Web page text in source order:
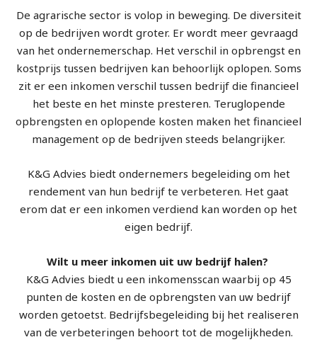
De agrarische sector is volop in beweging. De diversiteit
op de bedrijven wordt groter. Er wordt meer gevraagd
van het ondernemerschap. Het verschil in opbrengst en
kostprijs tussen bedrijven kan behoorlijk oplopen. Soms
zit er een inkomen verschil tussen bedrijf die financieel
het beste en het minste presteren. Teruglopende
opbrengsten en oplopende kosten maken het financieel
management op de bedrijven steeds belangrijker.
K&G Advies biedt ondernemers begeleiding om het
rendement van hun bedrijf te verbeteren. Het gaat
erom dat er een inkomen verdiend kan worden op het
eigen bedrijf.
Wilt u meer inkomen uit uw bedrijf halen?
K&G Advies biedt u een inkomensscan waarbij op 45
punten de kosten en de opbrengsten van uw bedrijf
worden getoetst. Bedrijfsbegeleiding bij het realiseren
van de verbeteringen behoort tot de mogelijkheden.